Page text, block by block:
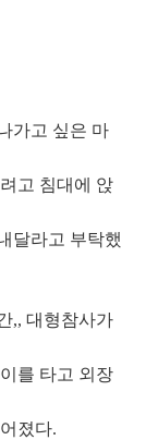
가고 싶은 마
고 침대에 앉
달라고 부탁했
,, 대형참사가
를 타고 외장
졌다.